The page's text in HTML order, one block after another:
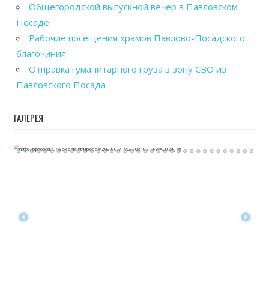
Общегородской выпускной вечер в Павловском
Посаде
Рабочие посещения храмов Павлово-Посадского
благочиния
Отправка гуманитарного груза в зону СВО из
Павловского Посада
ГАЛЕРЕЯ